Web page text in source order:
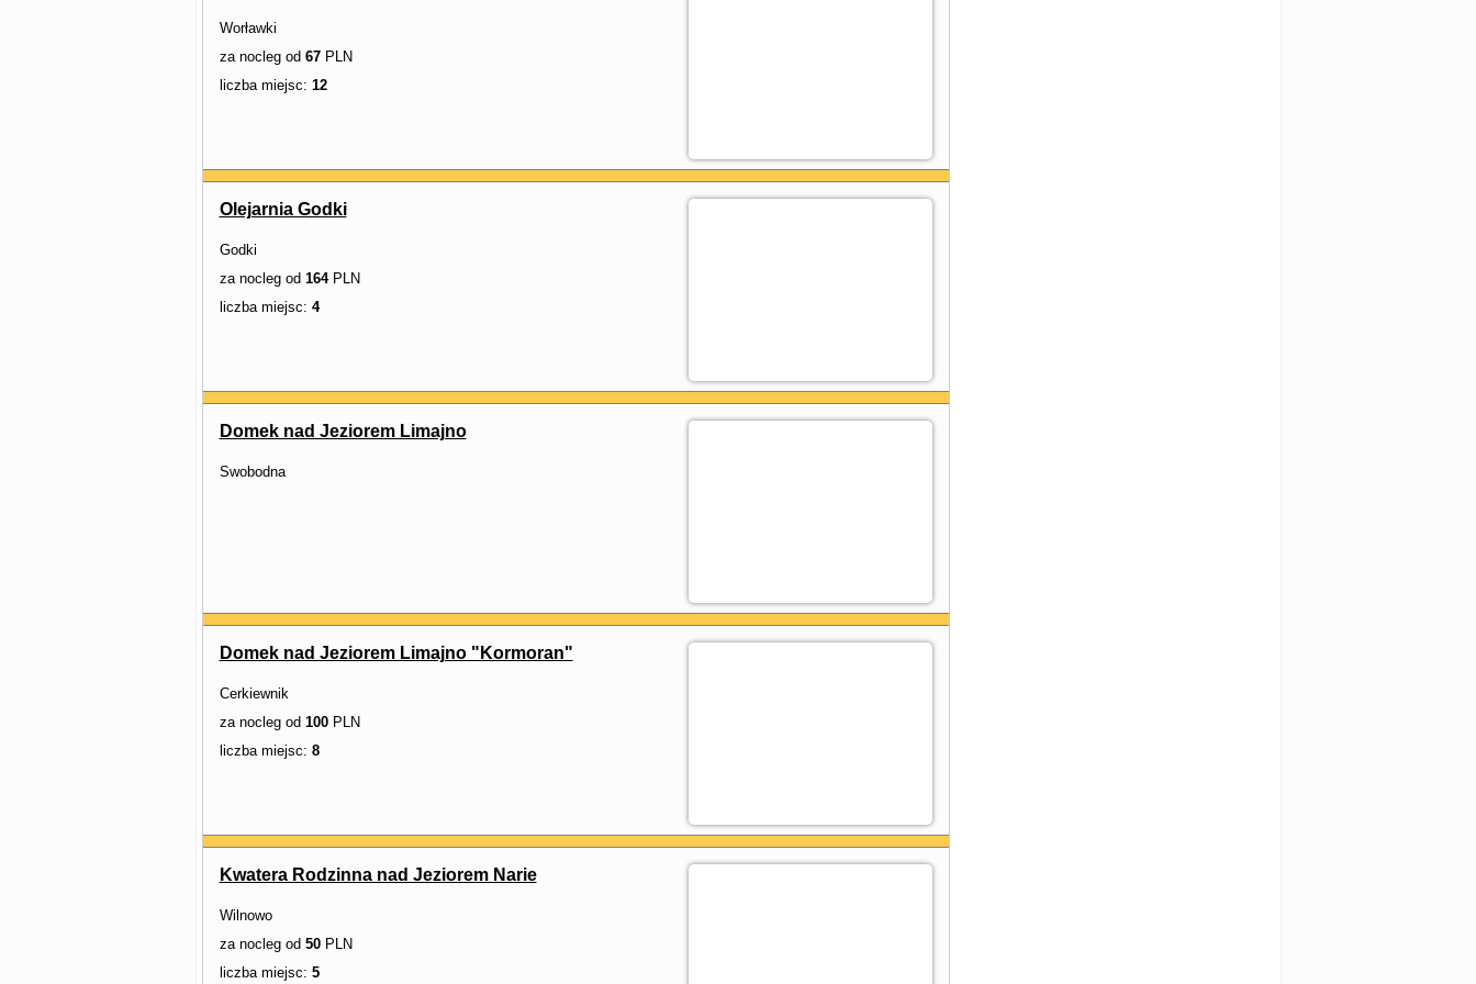
Worławki
za nocleg od 67PLN
liczba miejsc: 12
Olejarnia Godki
Godki
za nocleg od 164PLN
liczba miejsc: 4
Domek nad Jeziorem Limajno
Swobodna
Domek nad Jeziorem Limajno "Kormoran"
Cerkiewnik
za nocleg od 100PLN
liczba miejsc: 8
Kwatera Rodzinna nad Jeziorem Narie
Wilnowo
za nocleg od 50PLN
liczba miejsc: 5